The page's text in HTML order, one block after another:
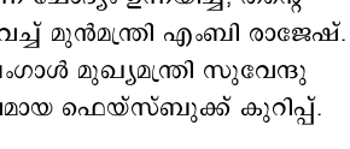
മുന്‍മന്ത്രി എംബി രാജേഷ്.
മുഖ്യമന്ത്രി സുവേന്ദു
ഫെയ്സ്ബുക്ക് കുറിപ്പ്.